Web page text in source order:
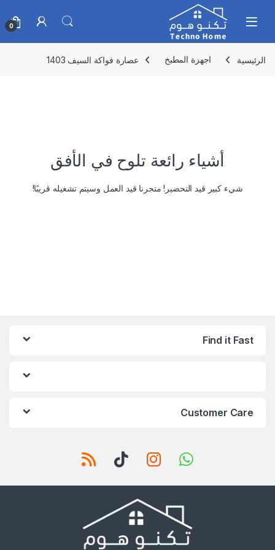
Skip to navigation
Skip to content
0
الرئيسية اجهزة المطبخ عصارة فواكة السيف 1403
أشياء رائعة تلوح في الأفق
شيء كبير قيد التحضير! متجرنا قيد العمل وسيتم تشغيله قريبًا!
Find it Fast
Customer Care